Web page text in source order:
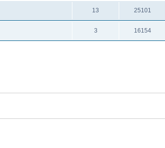
13 25101
3 16154